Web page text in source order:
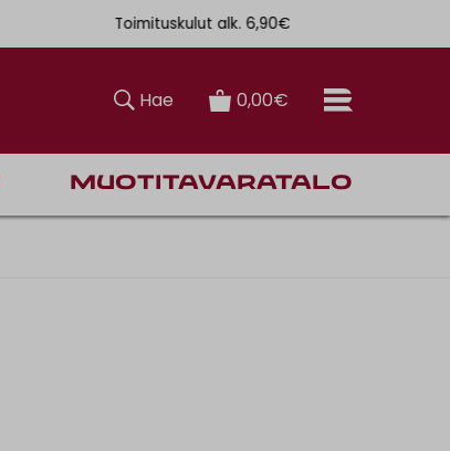
Toimituskulut alk. 6,90€
Hae 0,00€
Muotitavaratalo